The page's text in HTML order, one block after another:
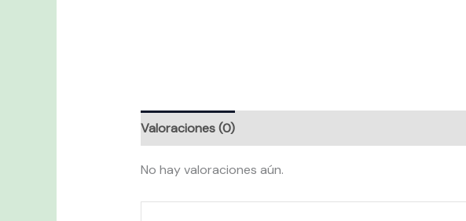
Valoraciones (0)
No hay valoraciones aún.